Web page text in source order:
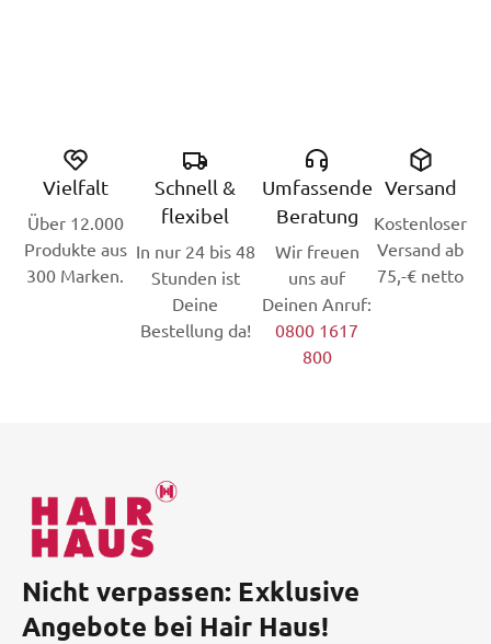
Vielfalt
Über 12.000
Produkte aus
300 Marken.
Schnell &
flexibel
In nur 24 bis 48
Stunden ist
Deine
Bestellung da!
Umfassende
Beratung
Wir freuen
uns auf
Deinen Anruf:
0800 1617
800
Versand
Kostenloser
Versand ab
75,-€ netto
Nicht verpassen: Exklusive
Angebote bei Hair Haus!